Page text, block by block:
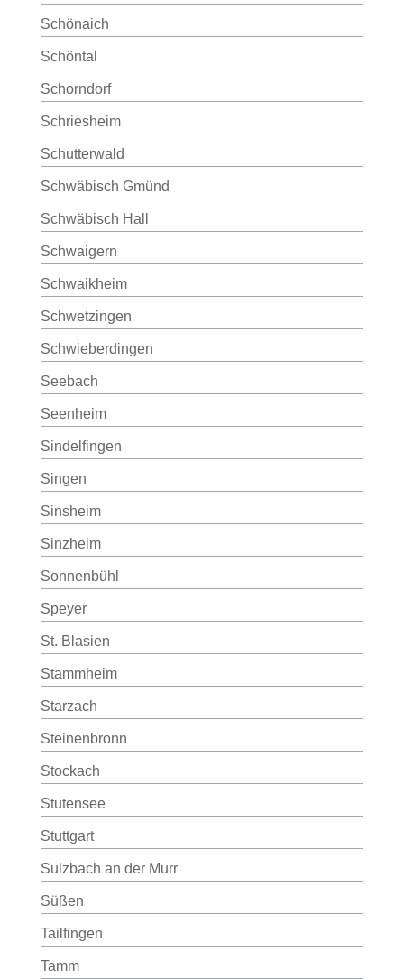
Schönaich
Schöntal
Schorndorf
Schriesheim
Schutterwald
Schwäbisch Gmünd
Schwäbisch Hall
Schwaigern
Schwaikheim
Schwetzingen
Schwieberdingen
Seebach
Seenheim
Sindelfingen
Singen
Sinsheim
Sinzheim
Sonnenbühl
Speyer
St. Blasien
Stammheim
Starzach
Steinenbronn
Stockach
Stutensee
Stuttgart
Sulzbach an der Murr
Süßen
Tailfingen
Tamm